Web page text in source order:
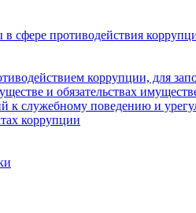
сфере противодействия
коррупции, для
и обязательствах
к служебному поведению и
коррупции